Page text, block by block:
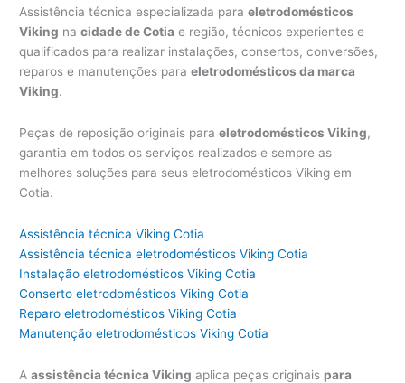
Assistência técnica especializada paraeletrodomésticos
Viking nacidade de Cotia e região, técnicos experientes e
qualificados para realizar instalações, consertos, conversões,
reparos e manutenções paraeletrodomésticos da marca
Viking.
Peças de reposição originais paraeletrodomésticos Viking,
garantia em todos os serviços realizados e sempre as
melhores soluções para seus eletrodomésticos Viking em
Cotia.
Assistência técnica Viking Cotia
Assistência técnica eletrodomésticos Viking Cotia
Instalação eletrodomésticos Viking Cotia
Conserto eletrodomésticos Viking Cotia
Reparo eletrodomésticos Viking Cotia
Manutenção eletrodomésticos Viking Cotia
Aassistência técnica Viking aplica peças originais para